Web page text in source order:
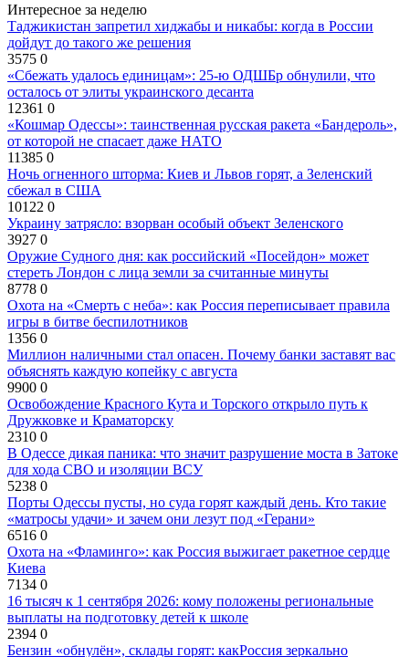
Интересное за неделю
Таджикистан запретил хиджабы и никабы: когда в России
дойдут до такого же решения
3575 0
«Сбежать удалось единицам»: 25-ю ОДШБр обнулили, что
осталось от элиты украинского десанта
12361 0
«Кошмар Одессы»: таинственная русская ракета «Бандероль»,
от которой не спасает даже НАТО
11385 0
Ночь огненного шторма: Киев и Львов горят, а Зеленский
сбежал в США
10122 0
Украину затрясло: взорван особый объект Зеленского
3927 0
Оружие Судного дня: как российский «Посейдон» может
стереть Лондон с лица земли за считанные минуты
8778 0
Охота на «Смерть с неба»: как Россия переписывает правила
игры в битве беспилотников
1356 0
Миллион наличными стал опасен. Почему банки заставят вас
объяснять каждую копейку с августа
9900 0
Освобождение Красного Кута и Торского открыло путь к
Дружковке и Краматорску
2310 0
В Одессе дикая паника: что значит разрушение моста в Затоке
для хода СВО и изоляции ВСУ
5238 0
Порты Одессы пусты, но суда горят каждый день. Кто такие
«матросы удачи» и зачем они лезут под «Герани»
6516 0
Охота на «Фламинго»: как Россия выжигает ракетное сердце
Киева
7134 0
16 тысяч к 1 сентября 2026: кому положены региональные
выплаты на подготовку детей к школе
2394 0
Бензин «обнулён», склады горят: какРоссия зеркально